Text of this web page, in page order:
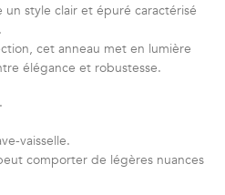
style clair et épuré caractérisé
cet anneau met en lumière
élégance et robustesse.
vaisselle.
comporter de légères nuances